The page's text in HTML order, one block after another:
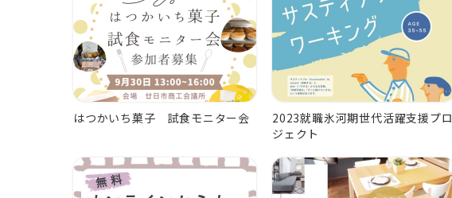
はつかいち菓子 試食モニター会
2023就職氷河期世代活躍支援プロ
ジェクト